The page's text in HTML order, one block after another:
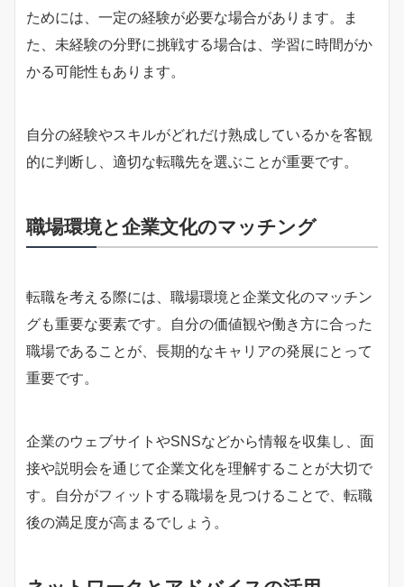
ためには、一定の経験が必要な場合があります。ま
た、未経験の分野に挑戦する場合は、学習に時間がか
かる可能性もあります。
自分の経験やスキルがどれだけ熟成しているかを客観
的に判断し、適切な転職先を選ぶことが重要です。
職場環境と企業文化のマッチング
転職を考える際には、職場環境と企業文化のマッチン
グも重要な要素です。自分の価値観や働き方に合った
職場であることが、長期的なキャリアの発展にとって
重要です。
企業のウェブサイトやSNSなどから情報を収集し、面
接や説明会を通じて企業文化を理解することが大切で
す。自分がフィットする職場を見つけることで、転職
後の満足度が高まるでしょう。